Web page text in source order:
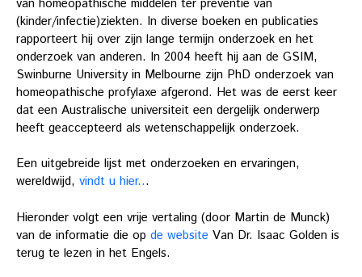
van homeopathische middelen ter preventie van
(kinder/infectie)ziekten. In diverse boeken en publicaties
rapporteert hij over zijn lange termijn onderzoek en het
onderzoek van anderen. In 2004 heeft hij aan de GSIM,
Swinburne University in Melbourne zijn PhD onderzoek van
homeopathische profylaxe afgerond. Het was de eerst keer
dat een Australische universiteit een dergelijk onderwerp
heeft geaccepteerd als wetenschappelijk onderzoek.
Een uitgebreide lijst met onderzoeken en ervaringen,
wereldwijd, vindt u hier...
Hieronder volgt een vrije vertaling (door Martin de Munck)
van de informatie die op de website Van Dr. Isaac Golden is
terug te lezen in het Engels.